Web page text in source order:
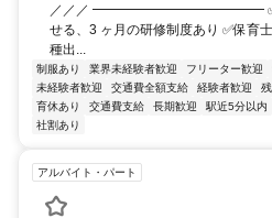
／／／ ━━━━━━━━━━━━━ ✅未
せる、3 ヶ月の研修制度あり ✅保育
種出...
制服あり 業界未経験者歓迎 フリーター歓迎
未経験者歓迎
交通費全額支給 経験者歓迎
育休あり
交通費支給 長期歓迎 駅近5分以内
社割あり
アルバイト・パート